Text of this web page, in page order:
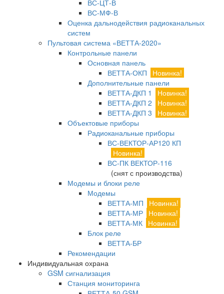
ВС-ЦТ-В
ВС-МФ-В
Оценка дальнодействия радиоканальных
систем
Пультовая система «ВЕТТА-2020»
Контрольные панели
Основная панель
ВЕТТА-ОКП
Новинка!
Дополнительные панели
ВЕТТА-ДКП 1
Новинка!
ВЕТТА-ДКП 2
Новинка!
ВЕТТА-ДКП 3
Новинка!
Объектовые приборы
Радиоканальные приборы
ВС-ВЕКТОР-АР120 КП
Новинка!
ВС-ПК ВЕКТОР-116
(снят с производства)
Модемы и блоки реле
Модемы
ВЕТТА-МП
Новинка!
ВЕТТА-МР Новинка!
ВЕТТА-МК Новинка!
Блок реле
ВЕТТА-БР
Рекомендации
Индивидуальная охрана
GSM сигнализация
Станция мониторинга